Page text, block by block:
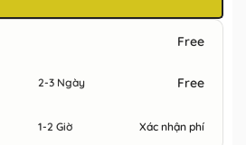
Free
2-3 Ngày Free
1-2 Giờ Xác nhận phí